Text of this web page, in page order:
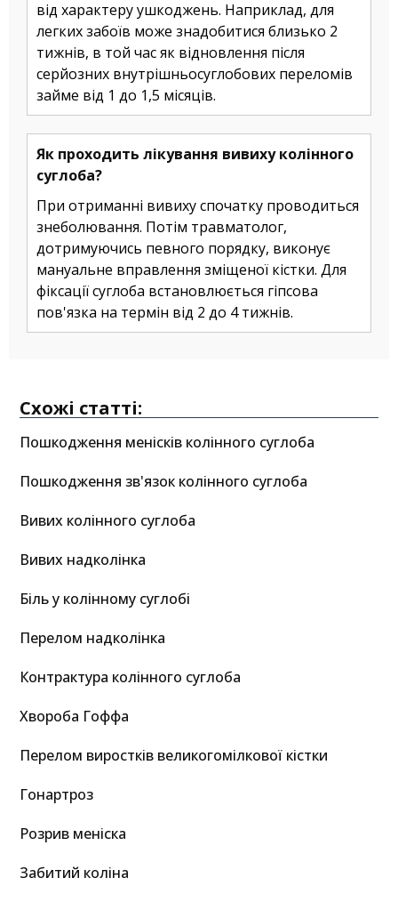
від характеру ушкоджень. Наприклад, для
легких забоїв може знадобитися близько 2
тижнів, в той час як відновлення після
серйозних внутрішньосуглобових переломів
займе від 1 до 1,5 місяців.
Як проходить лікування вивиху колінного
суглоба?
При отриманні вивиху спочатку проводиться
знеболювання. Потім травматолог,
дотримуючись певного порядку, виконує
мануальне вправлення зміщеної кістки. Для
фіксації суглоба встановлюється гіпсова
пов'язка на термін від 2 до 4 тижнів.
Схожі статті:
Пошкодження менісків колінного суглоба
Пошкодження зв'язок колінного суглоба
Вивих колінного суглоба
Вивих надколінка
Біль у колінному суглобі
Перелом надколінка
Контрактура колінного суглоба
Хвороба Гоффа
Перелом виростків великогомілкової кістки
Гонартроз
Розрив меніска
Забитий коліна